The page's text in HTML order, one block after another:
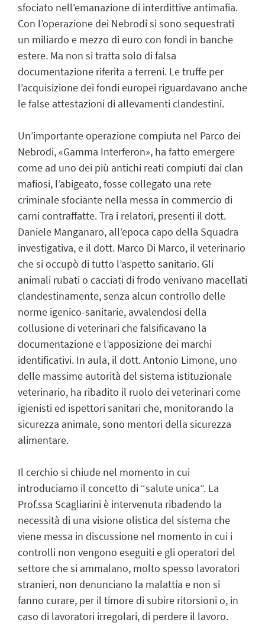
sfociato nell’emanazione di interdittive antimafia.
Con l’operazione dei Nebrodi si sono sequestrati
un miliardo e mezzo di euro con fondi in banche
estere. Ma non si tratta solo di falsa
documentazione riferita a terreni. Le truffe per
l’acquisizione dei fondi europei riguardavano anche
le false attestazioni di allevamenti clandestini.
Un’importante operazione compiuta nel Parco dei
Nebrodi, «Gamma Interferon», ha fatto emergere
come ad uno dei più antichi reati compiuti dai clan
mafiosi, l’abigeato, fosse collegato una rete
criminale sfociante nella messa in commercio di
carni contraffatte. Tra i relatori, presenti il dott.
Daniele Manganaro, all’epoca capo della Squadra
investigativa, e il dott. Marco Di Marco, il veterinario
che si occupò di tutto l’aspetto sanitario. Gli
animali rubati o cacciati di frodo venivano macellati
clandestinamente, senza alcun controllo delle
norme igenico-sanitarie, avvalendosi della
collusione di veterinari che falsificavano la
documentazione e l’apposizione dei marchi
identificativi. In aula, il dott. Antonio Limone, uno
delle massime autorità del sistema istituzionale
veterinario, ha ribadito il ruolo dei veterinari come
igienisti ed ispettori sanitari che, monitorando la
sicurezza animale, sono mentori della sicurezza
alimentare.
Il cerchio si chiude nel momento in cui
introduciamo il concetto di “salute unica”. La
Prof.ssa Scagliarini è intervenuta ribadendo la
necessità di una visione olistica del sistema che
viene messa in discussione nel momento in cui i
controlli non vengono eseguiti e gli operatori del
settore che si ammalano, molto spesso lavoratori
stranieri, non denunciano la malattia e non si
fanno curare, per il timore di subire ritorsioni o, in
caso di lavoratori irregolari, di perdere il lavoro.